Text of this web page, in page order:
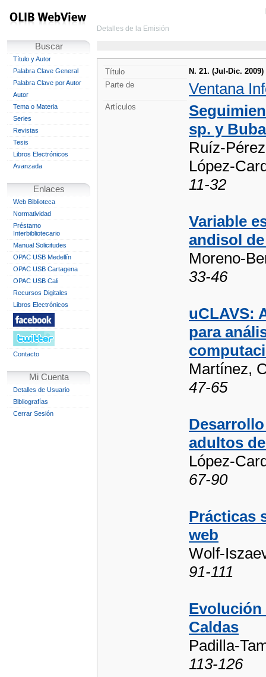
Buscar
Título y Autor
Palabra Clave General
Palabra Clave por Autor
Autor
Tema o Materia
Series
Revistas
Tesis
Libros Electrónicos
Avanzada
Enlaces
Web Biblioteca
Normatividad
Préstamo
Interbibliotecario
Manual Solicitudes
OPAC USB Medellín
OPAC USB Cartagena
OPAC USB Cali
Recursos Digitales
Libros Electrónicos
Contacto
Mi Cuenta
Detalles de Usuario
Bibliografías
Cerrar Sesión
Detalles de la Emisión
Título
N. 21. (Jul-Dic. 2009)
Parte de
Ventana
Artículos
sp. y
Ruíz-
López-
11-32
Variable
andisol
Moreno-
33-46
uCLAVS:
para
Martínez,
47-65
adultos
López-
67-90
Prácticas
web
Wolf-
91-111
Evolución
Caldas
Padilla-
113-126